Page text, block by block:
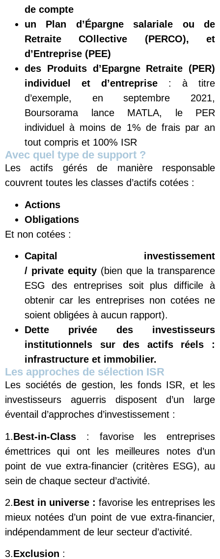
de compte
un Plan d’Épargne salariale ou de
RetraiteCOllective (PERCO), et
d’Entreprise (PEE)
des Produits d’Epargne Retraite (PER)
individuel et d’entreprise : à titre
d’exemple, en septembre 2021,
Boursorama lance MATLA, le PER
individuel à moins de 1% de frais par an
tout compris et 100% ISR
Avec quel type de support ?
Les actifs gérés de manière responsable
couvrent toutes les classes d’actifs cotées :
Actions
Obligations
Et non cotées :
Capital investissement
/ private equity (bien que la transparence
ESG des entreprises soit plus difficile à
obtenir car les entreprises non cotées ne
soient obligées à aucun rapport).
Dette privée des investisseurs
institutionnels sur des actifs réels :
infrastructure et immobilier.
Les approches de sélection ISR
Les sociétés de gestion, les fonds ISR, et les
investisseurs aguerris disposent d’un large
éventail d’approches d’investissement :
1.Best-in-Class : favorise les entreprises
émettrices qui ont les meilleures notes d’un
point de vue extra-financier (critères ESG), au
sein de chaque secteur d’activité.
2.Best in universe : favorise les entreprises les
mieux notées d’un point de vue extra-financier,
indépendamment de leur secteur d’activité.
3.Exclusion :